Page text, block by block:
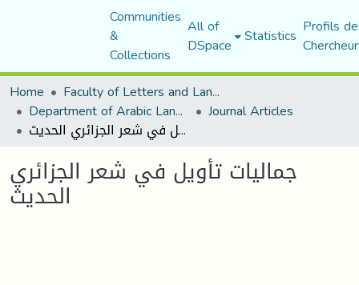
Communities
&
Collections
All of
DSpace Statistics Profils
Home
Faculty of Letters and Languages
Department of Arabic Language and Literature Journal Articles
جماليات تأويل في شعر الجزائري الحديث
جماليات تأويل في شعر الجزائري
الحديث